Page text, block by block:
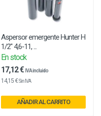
Aspersor emergente Hunter H
1/2" 4,6-11, ...
En stock
17,12 € IVA incluido
14,15 €Sin IVA
AÑADIR AL CARRITO